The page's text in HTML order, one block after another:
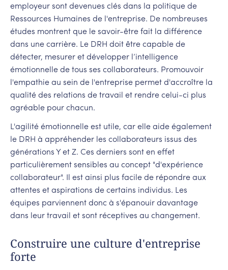
employeur sont devenues clés dans la politique de
Ressources Humaines de l'entreprise. De nombreuses
études montrent que le savoir-être fait la différence
dans une carrière. Le DRH doit être capable de
détecter, mesurer et développer l’intelligence
émotionnelle de tous ses collaborateurs. Promouvoir
l'empathie au sein de l'entreprise permet d'accroître la
qualité des relations de travail et rendre celui-ci plus
agréable pour chacun.
L'agilité émotionnelle est utile, car elle aide également
le DRH à appréhender les collaborateurs issus des
générations Y et Z. Ces derniers sont en effet
particulièrement sensibles au concept "d'expérience
collaborateur". Il est ainsi plus facile de répondre aux
attentes et aspirations de certains individus. Les
équipes parviennent donc à s'épanouir davantage
dans leur travail et sont réceptives au changement.
Construire une culture d'entreprise
forte